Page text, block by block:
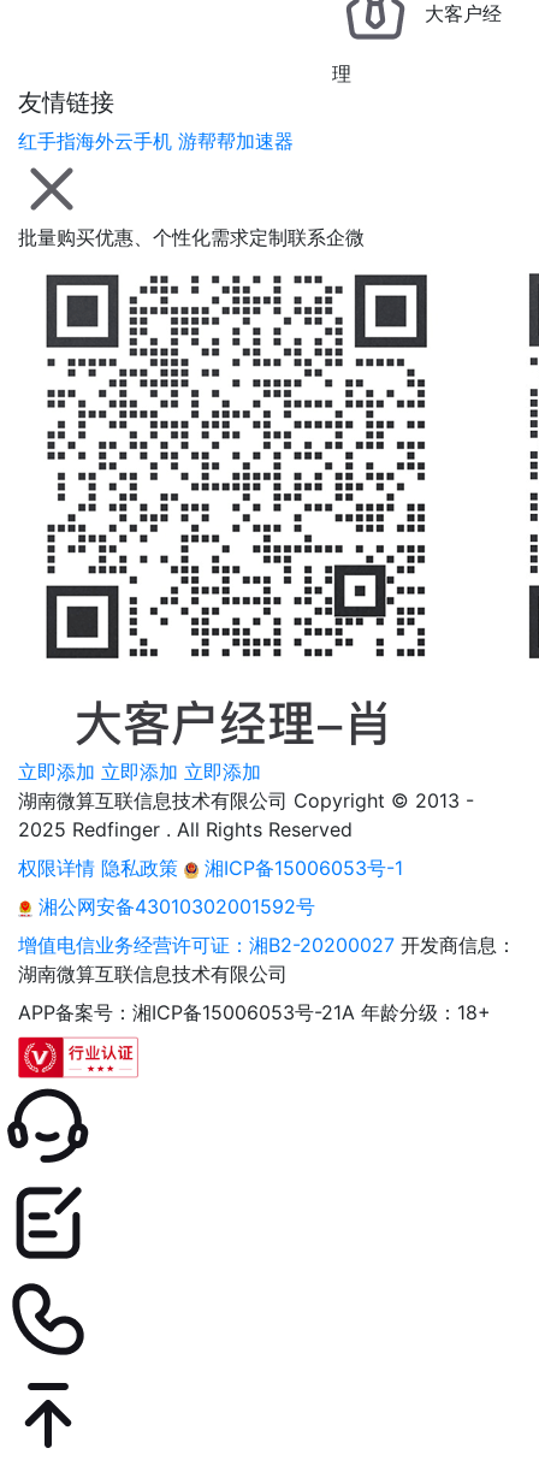
友情链接
红手指海外云手机 游帮帮加速器
大客户经
理
批量购买优惠、个性化需求定制联系企微
立即添加 立即添加 立即添加
湖南微算互联信息技术有限公司 Copyright © 2013 -
2025 Redfinger . All Rights Reserved
权限详情 隐私政策
湘ICP备15006053号-1
湘公网安备43010302001592号
增值电信业务经营许可证：湘B2-20200027 开发商信息：
湖南微算互联信息技术有限公司
APP备案号：湘ICP备15006053号-21A 年龄分级：18+